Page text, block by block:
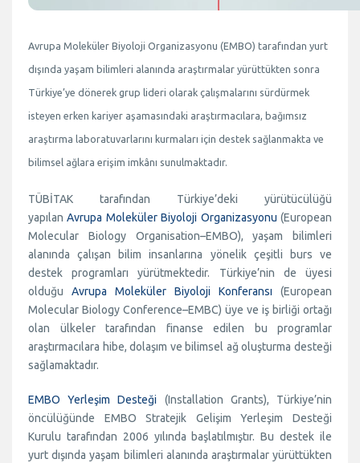
Avrupa Moleküler Biyoloji Organizasyonu (EMBO) tarafından yurt
dışında yaşam bilimleri alanında araştırmalar yürüttükten sonra
Türkiye’ye dönerek grup lideri olarak çalışmalarını sürdürmek
isteyen erken kariyer aşamasındaki araştırmacılara, bağımsız
araştırma laboratuvarlarını kurmaları için destek sağlanmakta ve
bilimsel ağlara erişim imkânı sunulmaktadır.
TÜBİTAK tarafından Türkiye’deki yürütücülüğü
yapılanAvrupa Moleküler Biyoloji Organizasyonu (European
Molecular Biology Organisation–EMBO), yaşam bilimleri
alanında çalışan bilim insanlarına yönelik çeşitli burs ve
destek programları yürütmektedir. Türkiye’nin de üyesi
olduğu Avrupa Moleküler Biyoloji Konferansı (European
Molecular Biology Conference–EMBC) üye ve iş birliği ortağı
olan ülkeler tarafından finanse edilen bu programlar
araştırmacılara hibe, dolaşım ve bilimsel ağ oluşturma desteği
sağlamaktadır.
EMBO Yerleşim Desteği (Installation Grants), Türkiye’nin
öncülüğünde EMBO Stratejik Gelişim Yerleşim Desteği
Kurulu tarafından 2006 yılında başlatılmıştır. Bu destek ile
yurt dışında yaşam bilimleri alanında araştırmalar yürüttükten